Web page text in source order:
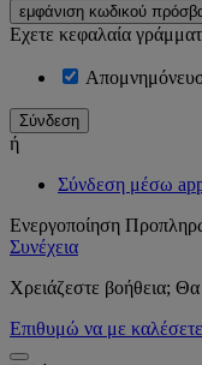
εμφάνιση κωδικού
Εχετε κεφαλαία
ή
Σύνδεση μέσω
Ενεργοποίηση
Συνέχεια
Χρειάζεστε βοήθεια;
Επιθυμώ να με καλέσετε